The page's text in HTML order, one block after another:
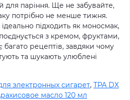
для паріння. Ще не забувайте,
потрібно не менше тижня.
підходить як моносмак,
з кремом, фруктами,
багато рецептів, завдяки чому
та шукають улюблені
электронных сигарет, TPA DX
масло 120 мл